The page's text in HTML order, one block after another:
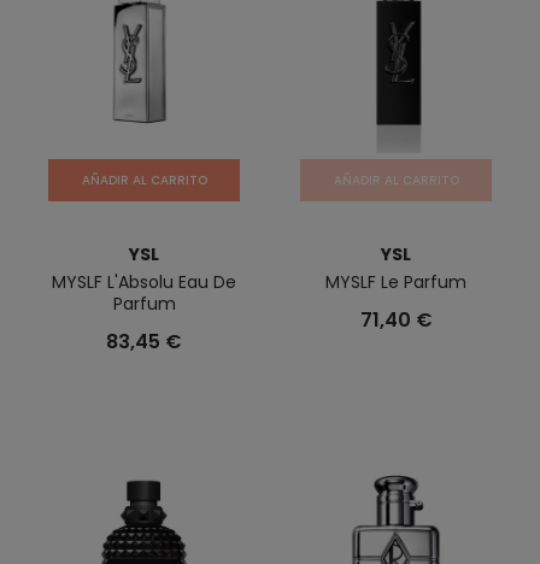
AÑADIR AL CARRITO
YSL
MYSLF L'Absolu Eau De
Parfum
83,45 €
AÑADIR AL CARRITO
YSL
MYSLF Le Parfum
71,40 €